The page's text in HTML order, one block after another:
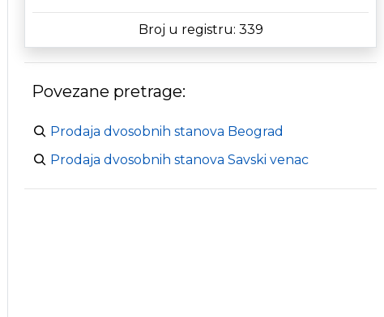
Broj u registru: 339
Povezane pretrage:
Prodaja dvosobnih stanova Beograd
Prodaja dvosobnih stanova Savski venac